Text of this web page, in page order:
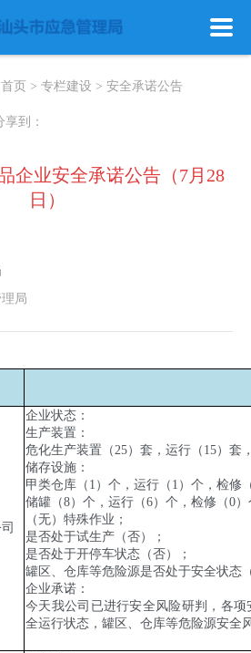
政务服务
首页 > 专栏建设 > 安全承诺公告
享到：
企业安全承诺公告（7月28
日）
局
企业状态：
生产装置：
危化生产装置（25）套，运行（ 15）套
储存设施：
甲类仓库（ 1 ）个，运行（ 1 ）个，检修
储罐（8）个，运行（6）个，检修（0
（无）特殊作业；
是否处于试生产（否）；
是否处于开停车状态（否）；
罐区、仓库等危险源是否处于安全状态
企业承诺：
今天我公司已进行安全风险研判，各
全运行状态，罐区、仓库等危险源安全